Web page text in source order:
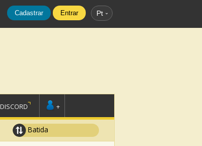
Cadastrar Entrar Pt
DISCORD +
Batida